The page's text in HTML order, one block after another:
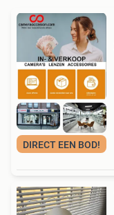
DIRECT EEN BOD!